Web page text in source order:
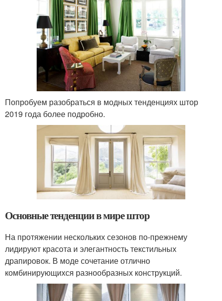
Попробуем разобраться в модных тенденциях штор
2019 года более подробно.
Основные тенденции в мире штор
На протяжении нескольких сезонов по-прежнему
лидируют красота и элегантность текстильных
драпировок. В моде сочетание отлично
комбинирующихся разнообразных конструкций.